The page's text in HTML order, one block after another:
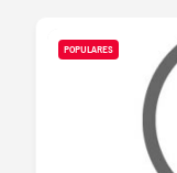
POPULARES